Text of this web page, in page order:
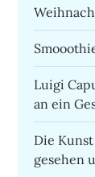
Luigi
an ein
Die
gesehen